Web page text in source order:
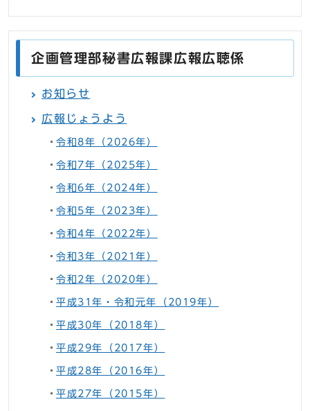
企画管理部秘書広報課広報広聴係
お知らせ
広報じょうよう
令和8年（2026年）
令和7年（2025年）
令和6年（2024年）
令和5年（2023年）
令和4年（2022年）
令和3年（2021年）
令和2年（2020年）
平成31年・令和元年（2019年）
平成30年（2018年）
平成29年（2017年）
平成28年（2016年）
平成27年（2015年）